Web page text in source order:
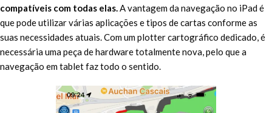
compatíveis com todas elas.A vantagem da navegação no iPad é
que pode utilizar várias aplicações e tipos de cartas conforme as
suas necessidades atuais. Com um plotter cartográfico dedicado, é
necessária uma peça de hardware totalmente nova, pelo que a
navegação em tablet faz todo o sentido.